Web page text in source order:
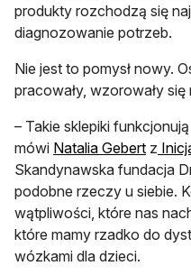
produkty rozchodzą się
diagnozowanie potrzeb.
Nie jest to pomysł nowy.
pracowały, wzorowały
– Takie sklepiki
mówi Natalia Gebert z
Skandynawska fundacja
podobne rzeczy u siebie.
wątpliwości, które nas
które mamy rzadko do
wózkami dla dzieci.